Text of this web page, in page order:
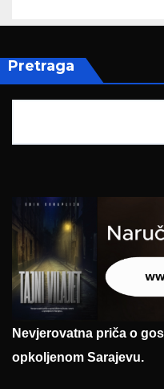
Pretraga
Nevjerovatna priča o
opkoljenom Sarajevu.